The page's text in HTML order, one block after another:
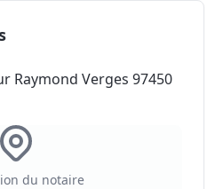
Raymond Verges 97450
du notaire